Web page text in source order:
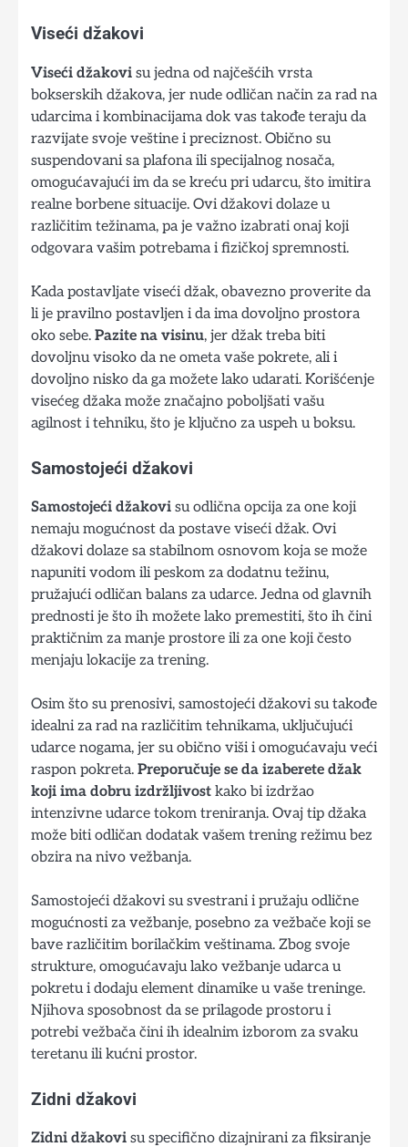
Viseći džakovi
Viseći džakovi su jedna od najčešćih vrsta
bokserskih džakova, jer nude odličan način za rad na
udarcima i kombinacijama dok vas takođe teraju da
razvijate svoje veštine i preciznost. Obično su
suspendovani sa plafona ili specijalnog nosača,
omogućavajući im da se kreću pri udarcu, što imitira
realne borbene situacije. Ovi džakovi dolaze u
različitim težinama, pa je važno izabrati onaj koji
odgovara vašim potrebama i fizičkoj spremnosti.
Kada postavljate viseći džak, obavezno proverite da
li je pravilno postavljen i da ima dovoljno prostora
oko sebe. Pazite na visinu, jer džak treba biti
dovoljnu visoko da ne ometa vaše pokrete, ali i
dovoljno nisko da ga možete lako udarati. Korišćenje
visećeg džaka može značajno poboljšati vašu
agilnost i tehniku, što je ključno za uspeh u boksu.
Samostojeći džakovi
Samostojeći džakovi su odlična opcija za one koji
nemaju mogućnost da postave viseći džak. Ovi
džakovi dolaze sa stabilnom osnovom koja se može
napuniti vodom ili peskom za dodatnu težinu,
pružajući odličan balans za udarce. Jedna od glavnih
prednosti je što ih možete lako premestiti, što ih čini
praktičnim za manje prostore ili za one koji često
menjaju lokacije za trening.
Osim što su prenosivi, samostojeći džakovi su takođe
idealni za rad na različitim tehnikama, uključujući
udarce nogama, jer su obično viši i omogućavaju veći
raspon pokreta. Preporučuje se da izaberete džak
koji ima dobru izdržljivost kako bi izdržao
intenzivne udarce tokom treniranja. Ovaj tip džaka
može biti odličan dodatak vašem trening režimu bez
obzira na nivo vežbanja.
Samostojeći džakovi su svestrani i pružaju odlične
mogućnosti za vežbanje, posebno za vežbače koji se
bave različitim borilačkim veštinama. Zbog svoje
strukture, omogućavaju lako vežbanje udarca u
pokretu i dodaju element dinamike u vaše treninge.
Njihova sposobnost da se prilagode prostoru i
potrebi vežbača čini ih idealnim izborom za svaku
teretanu ili kućni prostor.
Zidni džakovi
Zidni džakovi su specifično dizajnirani za fiksiranje